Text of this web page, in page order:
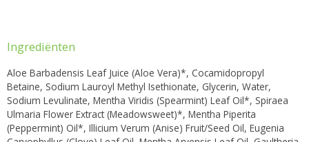
Ingrediënten
Aloe Barbadensis Leaf Juice (Aloe Vera)*, Cocamidopropyl
Betaine, Sodium Lauroyl Methyl Isethionate, Glycerin, Water,
Sodium Levulinate, Mentha Viridis (Spearmint) Leaf Oil*, Spiraea
Ulmaria Flower Extract (Meadowsweet)*, Mentha Piperita
(Peppermint) Oil*, Illicium Verum (Anise) Fruit/Seed Oil, Eugenia